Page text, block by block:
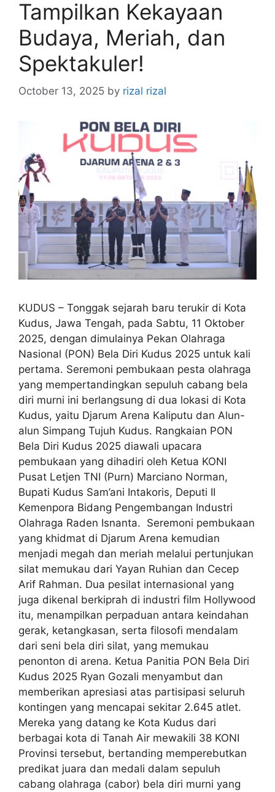
Tampilkan Kekayaan
Budaya, Meriah, dan
Spektakuler!
October 13, 2025 by rizal rizal
KUDUS – Tonggak sejarah baru terukir di Kota
Kudus, Jawa Tengah, pada Sabtu, 11 Oktober
2025, dengan dimulainya Pekan Olahraga
Nasional (PON) Bela Diri Kudus 2025 untuk kali
pertama. Seremoni pembukaan pesta olahraga
yang mempertandingkan sepuluh cabang bela
diri murni ini berlangsung di dua lokasi di Kota
Kudus, yaitu Djarum Arena Kaliputu dan Alun-
alun Simpang Tujuh Kudus. Rangkaian PON
Bela Diri Kudus 2025 diawali upacara
pembukaan yang dihadiri oleh Ketua KONI
Pusat Letjen TNI (Purn) Marciano Norman,
Bupati Kudus Sam’ani Intakoris, Deputi II
Kemenpora Bidang Pengembangan Industri
Olahraga Raden Isnanta. Seremoni pembukaan
yang khidmat di Djarum Arena kemudian
menjadi megah dan meriah melalui pertunjukan
silat memukau dari Yayan Ruhian dan Cecep
Arif Rahman. Dua pesilat internasional yang
juga dikenal berkiprah di industri film Hollywood
itu, menampilkan perpaduan antara keindahan
gerak, ketangkasan, serta filosofi mendalam
dari seni bela diri silat, yang memukau
penonton di arena. Ketua Panitia PON Bela Diri
Kudus 2025 Ryan Gozali menyambut dan
memberikan apresiasi atas partisipasi seluruh
kontingen yang mencapai sekitar 2.645 atlet.
Mereka yang datang ke Kota Kudus dari
berbagai kota di Tanah Air mewakili 38 KONI
Provinsi tersebut, bertanding memperebutkan
predikat juara dan medali dalam sepuluh
cabang olahraga (cabor) bela diri murni yang